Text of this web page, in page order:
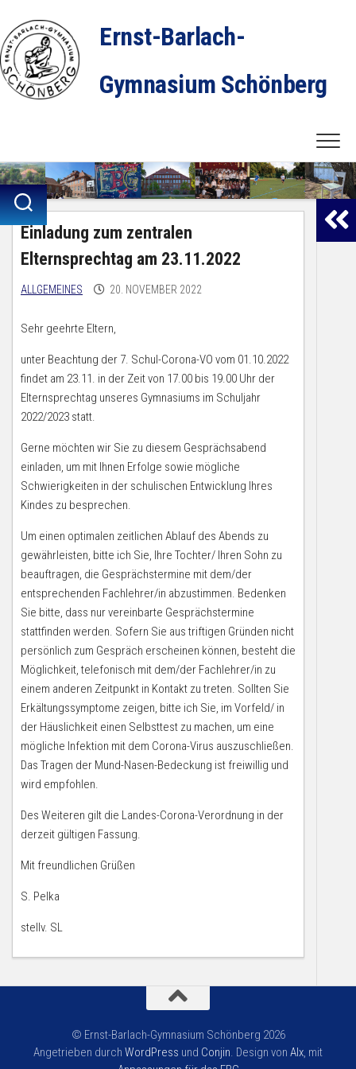
content
Ernst-Barlach-
Gymnasium Schönberg
Einladung zum zentralen
Elternsprechtag am 23.11.2022
ALLGEMEINES 20. NOVEMBER 2022
Sehr geehrte Eltern,
unter Beachtung der 7. Schul-Corona-VO vom 01.10.2022
findet am 23.11. in der Zeit von 17.00 bis 19.00 Uhr der
Elternsprechtag unseres Gymnasiums im Schuljahr
2022/2023 statt.
Gerne möchten wir Sie zu diesem Gesprächsabend
einladen, um mit Ihnen Erfolge sowie mögliche
Schwierigkeiten in der schulischen Entwicklung Ihres
Kindes zu besprechen.
Um einen optimalen zeitlichen Ablauf des Abends zu
gewährleisten, bitte ich Sie, Ihre Tochter/ Ihren Sohn zu
beauftragen, die Gesprächstermine mit dem/der
entsprechenden Fachlehrer/in abzustimmen. Bedenken
Sie bitte, dass nur vereinbarte Gesprächstermine
stattfinden werden. Sofern Sie aus triftigen Gründen nicht
persönlich zum Gespräch erscheinen können, besteht die
Möglichkeit, telefonisch mit dem/der Fachlehrer/in zu
einem anderen Zeitpunkt in Kontakt zu treten. Sollten Sie
Erkältungssymptome zeigen, bitte ich Sie, im Vorfeld/ in
der Häuslichkeit einen Selbsttest zu machen, um eine
mögliche Infektion mit dem Corona-Virus auszuschließen.
Das Tragen der Mund-Nasen-Bedeckung ist freiwillig und
wird empfohlen.
Des Weiteren gilt die Landes-Corona-Verordnung in der
derzeit gültigen Fassung.
Mit freundlichen Grüßen
S. Pelka
stellv. SL
© Ernst-Barlach-Gymnasium Schönberg 2026
Angetrieben durch WordPress und Conjin. Design von Alx, mit